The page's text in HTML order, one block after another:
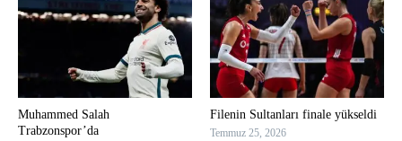
Muhammed Salah
Trabzonspor’da
Filenin Sultanları finale yükseldi
Temmuz 25, 2026